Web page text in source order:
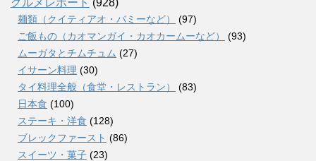
麺類（クイティアオ・バミーなど）
(97)
ご飯もの（カオマンガイ・カオカームーなど）
(93)
ムーガタとチムチュム (27)
イサーン料理 (30)
タイ料理全般（食堂・レストラン）
(83)
日本食 (100)
ステーキ・洋食 (128)
ブレックファースト (86)
スイーツ・菓子 (23)